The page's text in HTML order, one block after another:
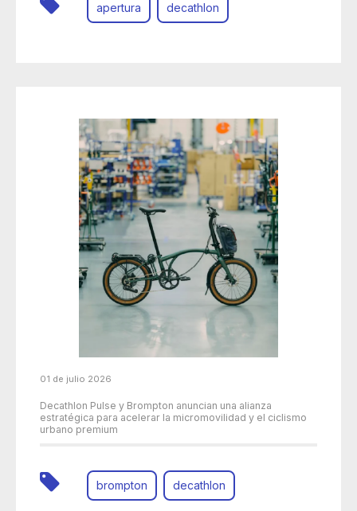
apertura decathlon
01 de julio 2026
Decathlon Pulse y Brompton anuncian una alianza
estratégica para acelerar la micromovilidad y el ciclismo
urbano premium
brompton decathlon